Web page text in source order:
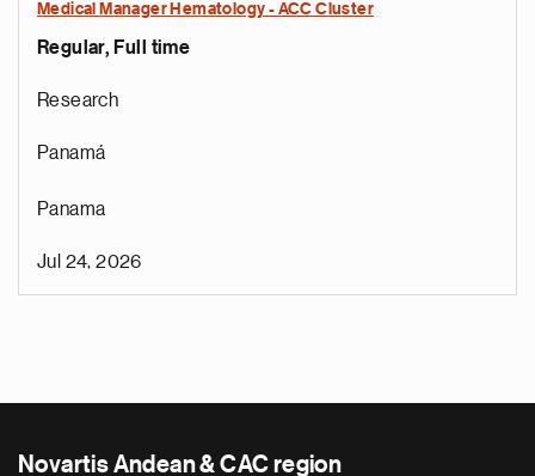
Medical Manager Hematology - ACC Cluster
Regular, Full time
Research
Panamá
Panama
Jul 24, 2026
Novartis Andean & CAC region